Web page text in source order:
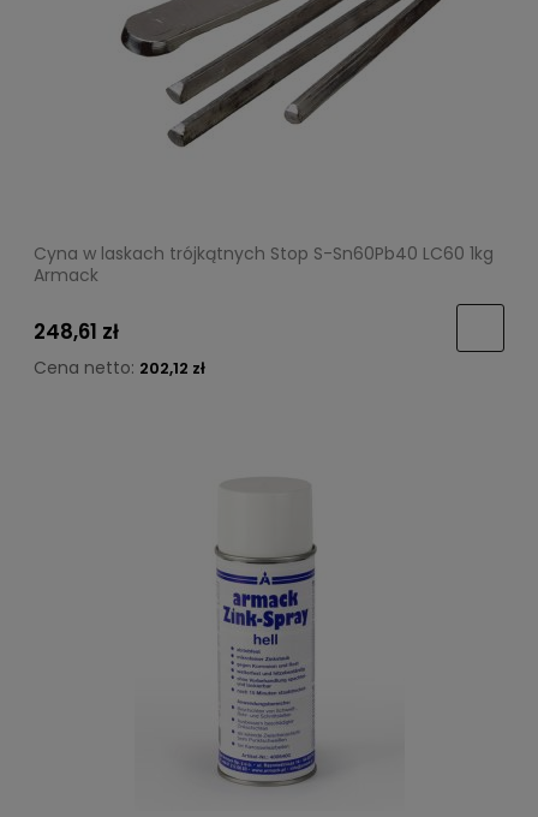
Cyna w laskach trójkątnych Stop S-Sn60Pb40 LC60 1kg
Armack
248,61 zł
Cena netto: 202,12 zł